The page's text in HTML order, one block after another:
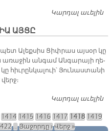
Կարդալ աւելին
ԱՅՑԸ
Ա­լեք­սիս Ցիփ­րաս այ­սօր կը
ա­ռա­ջին ան­գամ Ան­գա­րա­յի ղե­
հիւ­րըն­կա­լուի՝ Յու­նաս­տա­նի
Կարդալ աւելին
1414 1415 1416 1417 1418 1419
… Յաջորդը ›Վերջ »